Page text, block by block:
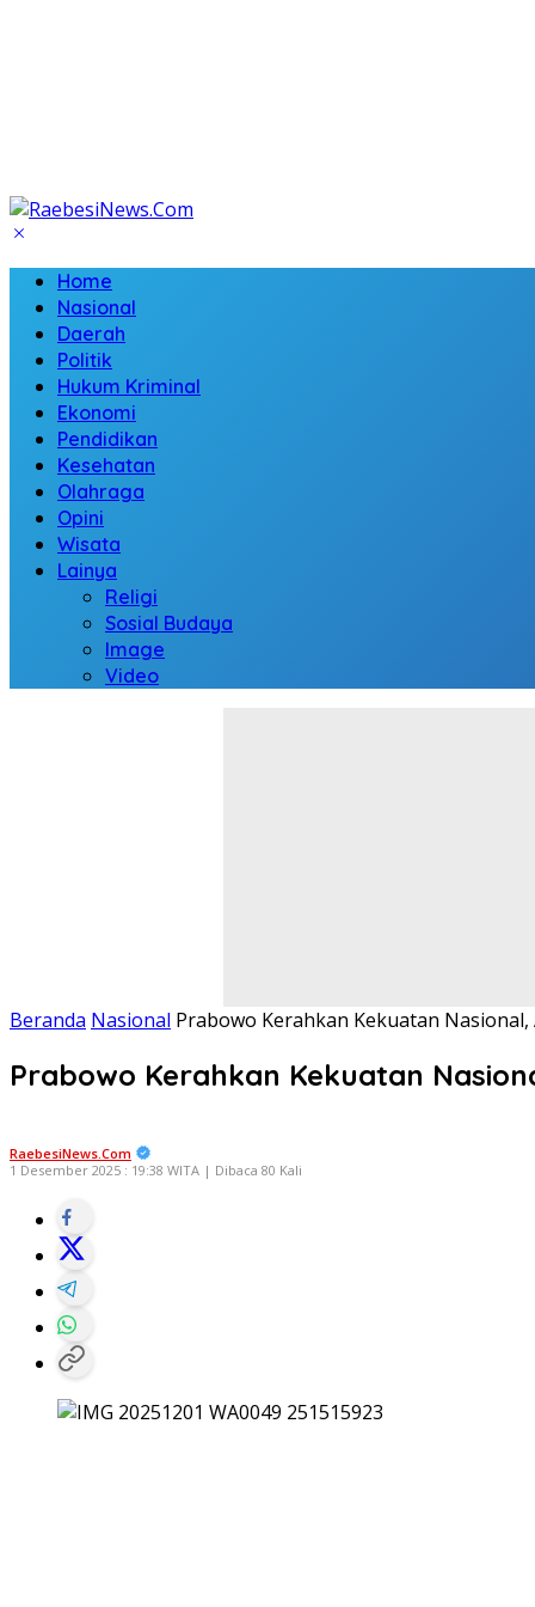
Home
Nasional
Daerah
Politik
Hukum Kriminal
Ekonomi
Pendidikan
Kesehatan
Olahraga
Opini
Wisata
Lainya
Religi
Sosial Budaya
Image
Video
Beranda Nasional Prabowo Kerahkan Kekuatan
Prabowo Kerahkan Kekuatan
RaebesiNews.Com
1 Desember 2025 : 19:38 WITA | Dibaca 80 Kali